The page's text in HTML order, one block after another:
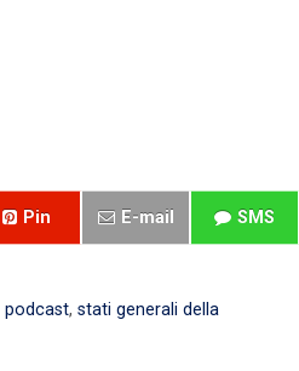
Pin E-mail SMS
podcast, stati generali della